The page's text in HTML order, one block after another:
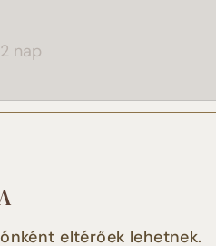
2 nap
eltérőek lehetnek.